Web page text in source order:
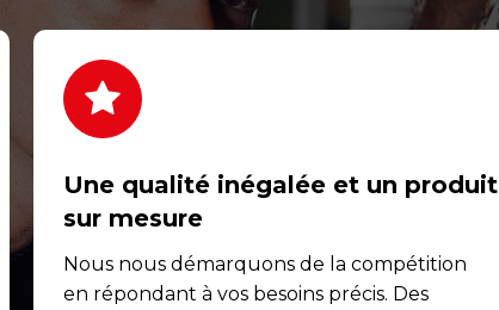
Une qualité inégalée et un produit
sur mesure
Nous nous démarquons de la compétition
en répondant à vos besoins précis. Des